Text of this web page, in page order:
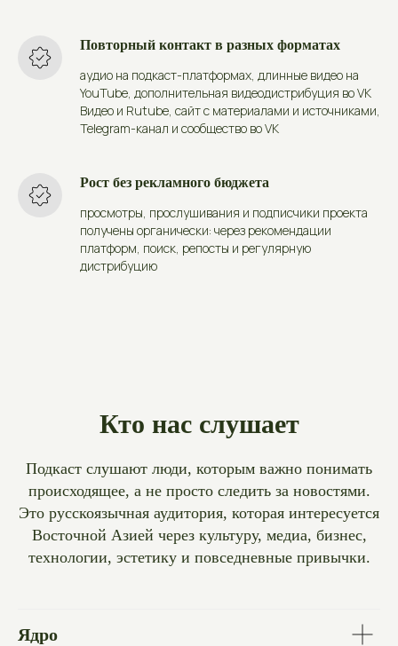
Повторный контакт в разных форматах
аудио на подкаст-платформах, длинные видео на
YouTube, дополнительная видеодистрибуция во VK
Видео и Rutube, сайт с материалами и источниками,
Telegram-канал и сообщество во VK
Рост без рекламного бюджета
просмотры, прослушивания и подписчики проекта
получены органически: через рекомендации
платформ, поиск, репосты и регулярную
дистрибуцию
Кто нас слушает
Подкаст слушают люди, которым важно понимать
происходящее, а не просто следить за новостями.
Это русскоязычная аудитория, которая интересуется
Восточной Азией через культуру, медиа, бизнес,
технологии, эстетику и повседневные привычки.
Ядро